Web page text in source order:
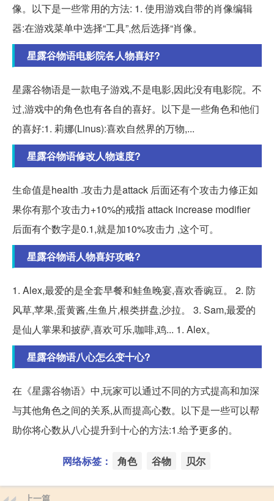
像。以下是一些常用的方法: 1. 使用游戏自带的肖像编辑
器:在游戏菜单中选择“工具”,然后选择“肖像。
星露谷物语电影院各人物喜好?
星露谷物语是一款电子游戏,不是电影,因此没有电影院。不
过,游戏中的角色也有各自的喜好。以下是一些角色和他们
的喜好:1. 莉娜(Linus):喜欢自然界的万物,...
星露谷物语修改人物速度?
生命值是health .攻击力是attack 后面还有个攻击力修正如
果你有那个攻击力+10%的戒指 attack increase modifier
后面有个数字是0.1,就是加10%攻击力 ,这个可。
星露谷物语人物喜好攻略?
1. Alex,最爱的是全套早餐和鲑鱼晚宴,喜欢香豌豆。 2. 防
风草,苹果,蛋黄酱,生鱼片,根类拼盘,沙拉。 3. Sam,最爱的
是仙人掌果和披萨,喜欢可乐,咖啡,鸡... 1. Alex。
星露谷物语八心怎么变十心?
在《星露谷物语》中,玩家可以通过不同的方式提高和加深
与其他角色之间的关系,从而提高心数。以下是一些可以帮
助你将心数从八心提升到十心的方法:1.给予更多的。
网络标签： 角色 谷物 贝尔
上一篇